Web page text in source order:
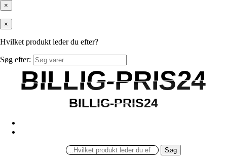
×
×
Hvilket produkt leder du efter?
Søg efter:
BILLIG-PRIS24
BILLIG-PRIS24
BILLIG-PRIS24
BILLIG-PRIS24
Søg